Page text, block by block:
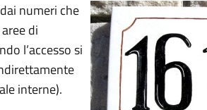
numeri che
di
l’accesso si
interne).